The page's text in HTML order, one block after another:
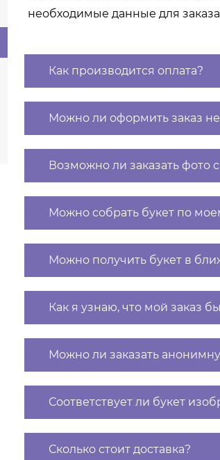
необходимые данные для
Как производится оплата?
Можно ли оформить заказ
Возможно ли заказать фото
Можно собрать букет по
Можно получить букет в
Как я узнаю, что мой заказ
Можно ли заказать
Соответствует ли букет
Сколько стоит доставка?